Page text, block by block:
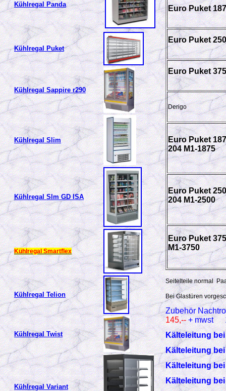
Kühlregal Panda
Kühlregal Puket
Kühlregal Sappire r290
Kühlregal Slim
Kühlregal Slm GD ISA
Kühlregal Smartflex
Kühlregal Telion
Kühlregal Twist
Kühlregal Variant
Euro Puket
Euro Puket
Euro Puket
Derigo
Euro Puket
204 M1-1875
Euro Puket
204 M1-2500
Euro Puket
M1-3750
Seitelteile normal
Bei Glastüren
Zubehör
145,--+ mwst
Kälteleitung
Kälteleitung
Kälteleitung
Kälteleitung